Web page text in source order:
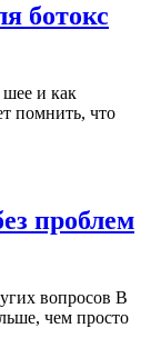
ботокс
и как
помнить, что
проблем
вопросов В
чем просто